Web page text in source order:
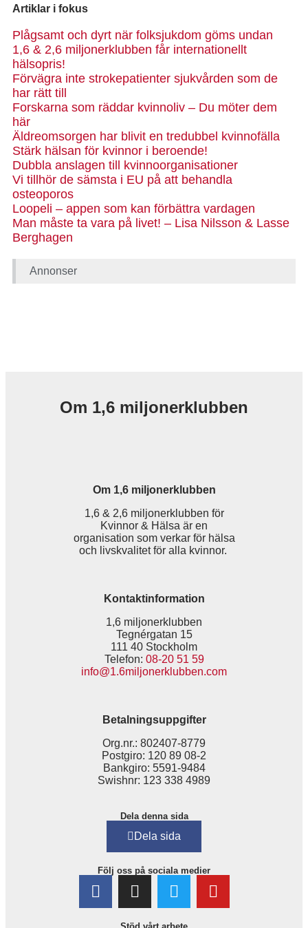
Artiklar i fokus
Plågsamt och dyrt när folksjukdom göms undan
1,6 & 2,6 miljonerklubben får internationellt
hälsopris!
Förvägra inte strokepatienter sjukvården som de
har rätt till
Forskarna som räddar kvinnoliv – Du möter dem
här
Äldreomsorgen har blivit en tredubbel kvinnofälla
Stärk hälsan för kvinnor i beroende!
Dubbla anslagen till kvinnoorganisationer
Vi tillhör de sämsta i EU på att behandla
osteoporos
Loopeli – appen som kan förbättra vardagen
Man måste ta vara på livet! – Lisa Nilsson & Lasse
Berghagen
Annonser
Om 1,6 miljonerklubben
Om 1,6 miljonerklubben
1,6 & 2,6 miljonerklubben för
Kvinnor & Hälsa är en
organisation som verkar för hälsa
och livskvalitet för alla kvinnor.
Kontaktinformation
1,6 miljonerklubben
Tegnérgatan 15
111 40 Stockholm
Telefon: 08-20 51 59
info@1.6miljonerklubben.com
Betalningsuppgifter
Org.nr.: 802407-8779
Postgiro: 120 89 08-2
Bankgiro: 5591-9484
Swishnr: 123 338 4989
Dela denna sida
Dela sida
Följ oss på sociala medier
Stöd vårt arbete